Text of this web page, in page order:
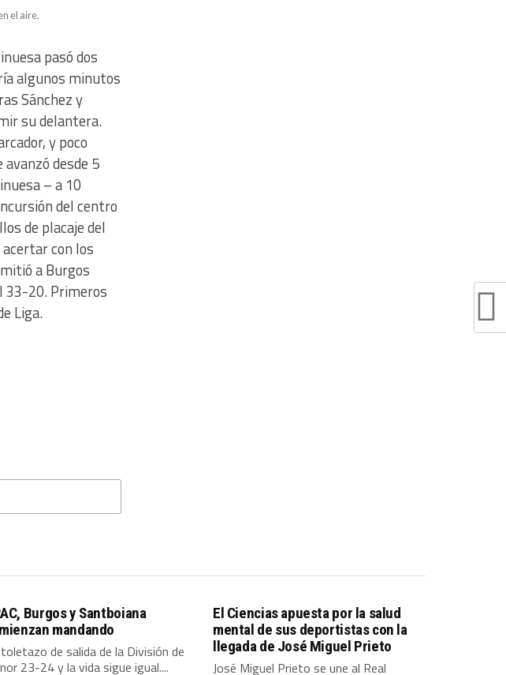
el aire.
pasó dos
algunos minutos
Sánchez y
su delantera.
y poco
desde 5
– a 10
del centro
de placaje del
con los
a Burgos
33-20. Primeros
Liga.
Burgos y Santboiana
mandando
de salida de la División de
23-24 y la vida sigue igual....
El Ciencias apuesta por la salud
mental de sus deportistas con la
llegada de José Miguel Prieto
José Miguel Prieto se une al Real